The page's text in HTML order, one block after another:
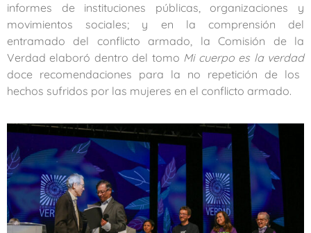
informes de instituciones públicas, organizaciones y
movimientos sociales; y en la comprensión del
entramado del conflicto armado, la Comisión de la
Verdad elaboró dentro del tomo Mi cuerpo es la verdad
doce recomendaciones para la no repetición de los
hechos sufridos por las mujeres en el conflicto armado.